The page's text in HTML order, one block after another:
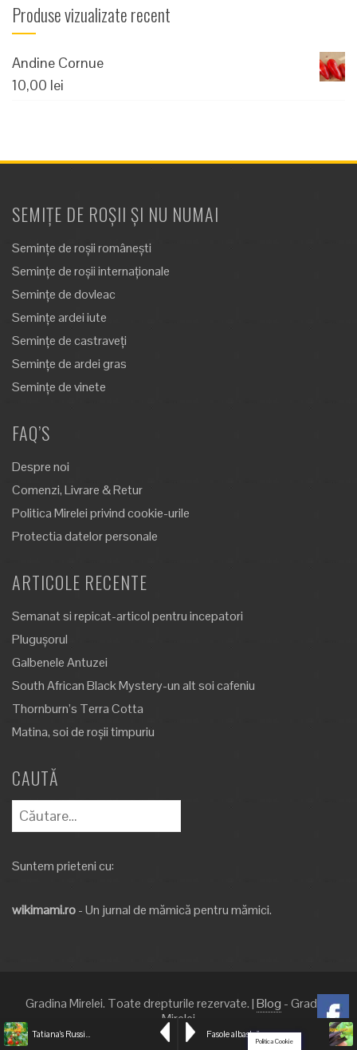
Tatiana’s Russian Patio Dwarf Fasole albastră
Produse vizualizate recent
Andine Cornue
10,00 lei
SEMIȚE DE ROȘII ȘI NU NUMAI
Semințe de roșii românești
Semințe de roșii internaționale
Semințe de dovleac
Semințe ardei iute
Semințe de castraveți
Semințe de ardei gras
Semințe de vinete
FAQ’S
Despre noi
Comenzi, Livrare & Retur
Politica Mirelei privind cookie-urile
Protectia datelor personale
ARTICOLE RECENTE
Semanat si repicat-articol pentru incepatori
Plugușorul
Galbenele Antuzei
South African Black Mystery-un alt soi cafeniu
Thornburn’s Terra Cotta
Matina, soi de roșii timpuriu
CAUTĂ
Caută
după:
Suntem prieteni cu:
wikimami.ro- Un jurnal de mămică pentru mămici.
Gradina Mirelei. Toate drepturile rezervate.|Blog - Gradina
Mirelei
Politica Cookie